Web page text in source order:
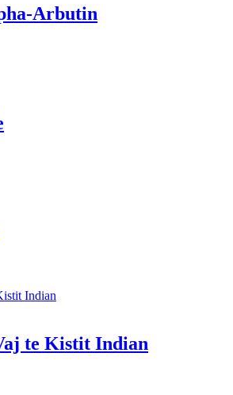
Arbutin
te Kistit Indian